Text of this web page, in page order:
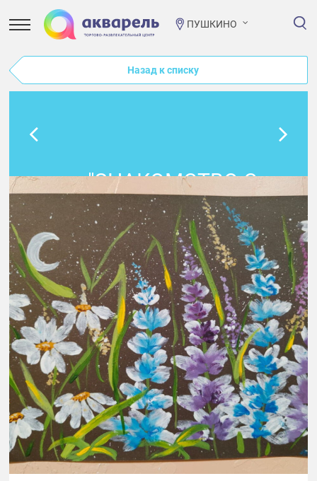
ПУШКИНО
Назад к списку
"ЗНАКОМСТВО С
ТЕХНИКОЙ
ПРАВОПОЛУШАРНОГО
РИСОВАНИЯ И
ДВОЙНОГО ЦВЕТА" В
ПРОСТОРУМЕ